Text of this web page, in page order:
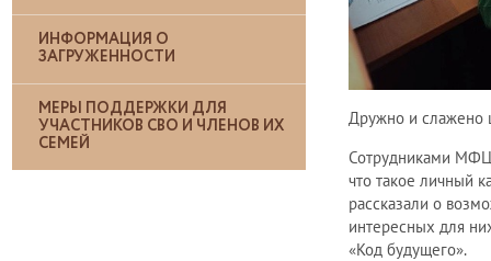
ИНФОРМАЦИЯ О
ЗАГРУЖЕННОСТИ
МЕРЫ ПОДДЕРЖКИ ДЛЯ
УЧАСТНИКОВ СВО И ЧЛЕНОВ ИХ
СЕМЕЙ
Дружно и слажено
Сотрудниками МФЦ
что такое личный
рассказали о
интересных для
«Код будущего».